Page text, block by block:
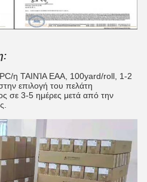
η ΤΑΙΝΊΑ EAA, 100yard/roll, 1-2
επιλογή του πελάτη
σε 3-5 ημέρες μετά από την